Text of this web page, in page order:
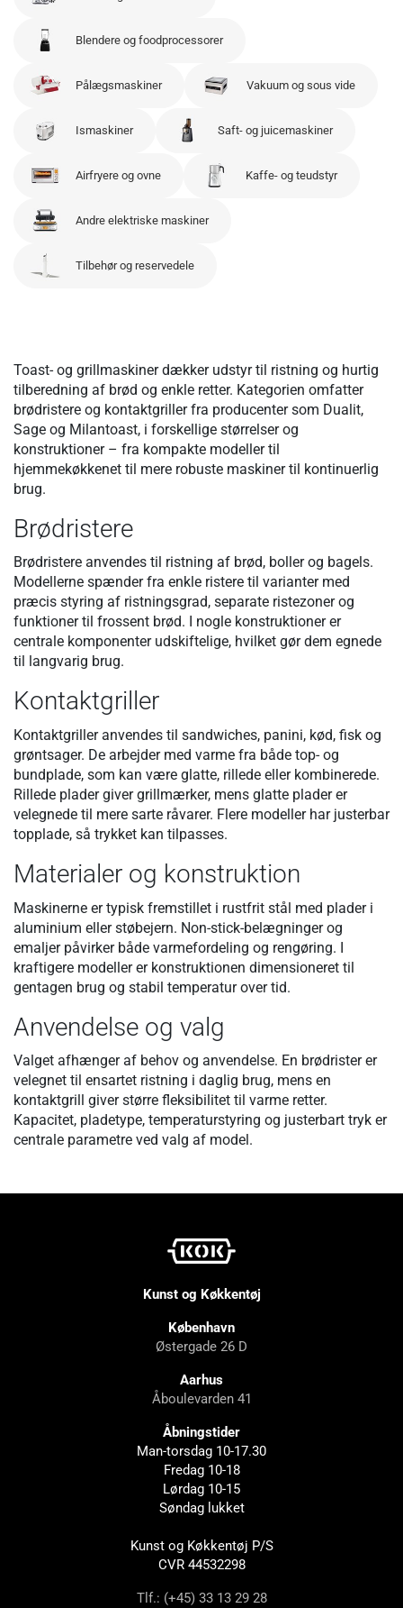
Blendere og foodprocessorer
Pålægsmaskiner Vakuum og sous vide
Ismaskiner Saft- og juicemaskiner
Airfryere og ovne Kaffe- og teudstyr
Andre elektriske maskiner
Tilbehør og reservedele
Toast- og grillmaskiner dækker udstyr til ristning og hurtig
tilberedning af brød og enkle retter. Kategorien omfatter
brødristere og kontaktgriller fra producenter som Dualit,
Sage og Milantoast, i forskellige størrelser og
konstruktioner – fra kompakte modeller til
hjemmekøkkenet til mere robuste maskiner til kontinuerlig
brug.
Brødristere
Brødristere anvendes til ristning af brød, boller og bagels.
Modellerne spænder fra enkle ristere til varianter med
præcis styring af ristningsgrad, separate ristezoner og
funktioner til frossent brød. I nogle konstruktioner er
centrale komponenter udskiftelige, hvilket gør dem egnede
til langvarig brug.
Kontaktgriller
Kontaktgriller anvendes til sandwiches, panini, kød, fisk og
grøntsager. De arbejder med varme fra både top- og
bundplade, som kan være glatte, rillede eller kombinerede.
Rillede plader giver grillmærker, mens glatte plader er
velegnede til mere sarte råvarer. Flere modeller har justerbar
topplade, så trykket kan tilpasses.
Materialer og konstruktion
Maskinerne er typisk fremstillet i rustfrit stål med plader i
aluminium eller støbejern. Non-stick-belægninger og
emaljer påvirker både varmefordeling og rengøring. I
kraftigere modeller er konstruktionen dimensioneret til
gentagen brug og stabil temperatur over tid.
Anvendelse og valg
Valget afhænger af behov og anvendelse. En brødrister er
velegnet til ensartet ristning i daglig brug, mens en
kontaktgrill giver større fleksibilitet til varme retter.
Kapacitet, pladetype, temperaturstyring og justerbart tryk er
centrale parametre ved valg af model.
Kunst og Køkkentøj
København
Østergade 26 D
Aarhus
Åboulevarden 41
Åbningstider
Man-torsdag 10-17.30
Fredag 10-18
Lørdag 10-15
Søndag lukket
Kunst og Køkkentøj P/S
CVR 44532298
Tlf.: (+45) 33 13 29 28